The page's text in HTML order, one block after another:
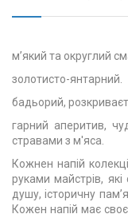
м’який та округлий
золотисто-янтарний.
бадьорий,
гарний аперитив,
стравами з м'яса.
Кожнен напій
руками майстрів,
душу, історичну
Кожен напій має